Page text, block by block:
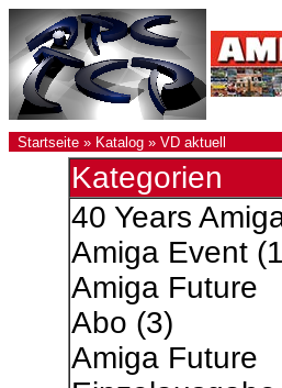
Startseite » Katalog » VD aktuell
Kategorien
40 Years
Amiga Event
Amiga Future
Abo (3)
Amiga Future